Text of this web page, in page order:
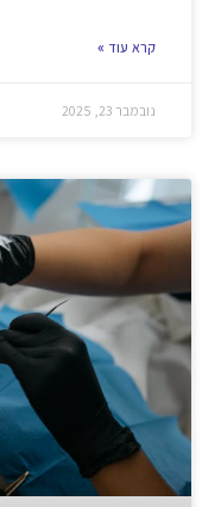
קרא עוד »
נובמבר 23, 2025